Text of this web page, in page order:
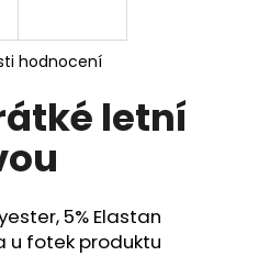
hodnocení
letní
5% Elastan
u fotek produktu